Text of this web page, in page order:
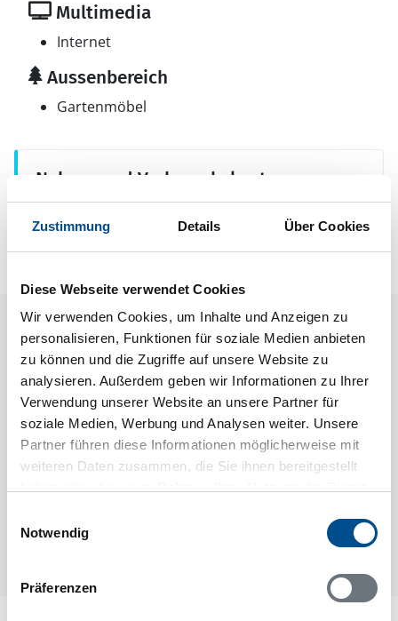
Zustimmung Details Über Cookies
Diese Webseite verwendet Cookies
Wir verwenden Cookies, um Inhalte und Anzeigen zu
personalisieren, Funktionen für soziale Medien anbieten
zu können und die Zugriffe auf unsere Website zu
analysieren. Außerdem geben wir Informationen zu Ihrer
Verwendung unserer Website an unsere Partner für
soziale Medien, Werbung und Analysen weiter. Unsere
Partner führen diese Informationen möglicherweise mit
weiteren Daten zusammen, die Sie ihnen bereitgestellt
Notwendig
Präferenzen
Multimedia
Internet
Aussenbereich
Gartenmöbel
Neben- und Verbrauchskosten
Die aktuellen Verbrauchskosten finden Sie im
nächsten Schritt im Buchungsformular.
Raumaufteilung